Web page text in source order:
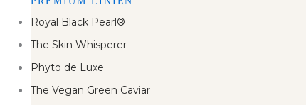
Royal Black Pearl®
The Skin Whisperer
Phyto de Luxe
The Vegan Green Caviar